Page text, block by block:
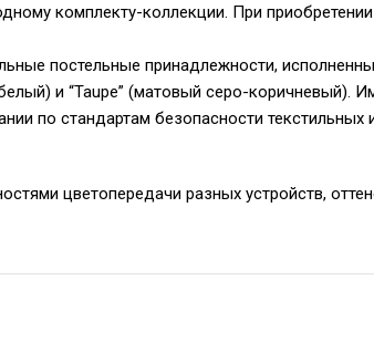
комплекту-коллекции. При
постельные принадлежности,
и “Taupe” (матовый серо-
по стандартам безопасности
цветопередачи разных устройств,